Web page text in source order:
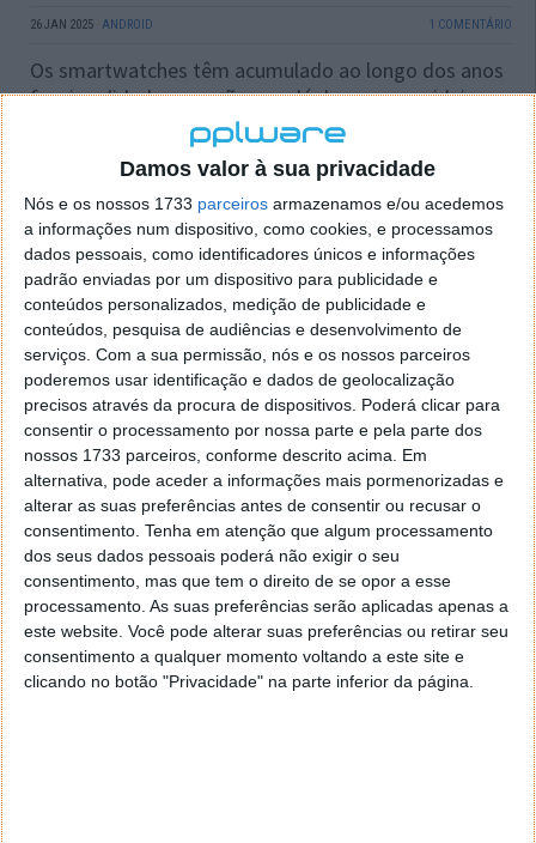
Damos valor à sua privacidade
Nós e os nossos 1733 parceiros armazenamos e/ou acedemos
a informações num dispositivo, como cookies, e processamos
dados pessoais, como identificadores únicos e informações
padrão enviadas por um dispositivo para publicidade e
conteúdos personalizados, medição de publicidade e
conteúdos, pesquisa de audiências e desenvolvimento de
serviços. Com a sua permissão, nós e os nossos parceiros
poderemos usar identificação e dados de geolocalização
precisos através da procura de dispositivos. Poderá clicar para
consentir o processamento por nossa parte e pela parte dos
nossos 1733 parceiros, conforme descrito acima. Em
alternativa, pode aceder a informações mais pormenorizadas e
alterar as suas preferências antes de consentir ou recusar o
consentimento. Tenha em atenção que algum processamento
dos seus dados pessoais poderá não exigir o seu
consentimento, mas que tem o direito de se opor a esse
processamento. As suas preferências serão aplicadas apenas a
este website. Você pode alterar suas preferências ou retirar seu
consentimento a qualquer momento voltando a este site e
clicando no botão "Privacidade" na parte inferior da página.
26 JAN 2025 · ANDROID 1 COMENTÁRIO
Os smartwatches têm acumulado ao longo dos anos
funcionalidades que vão para lá do que era a ideia
original. Já conseguem recolher dados sobre o bem-
estar dos utilizadores e até alertar em situações e
emergência. A Google mudou agora uma
funcionalidade importante e o Pixel Watch passa a
exigir confirmação antes de contactar serviços de
emergência.
Atualização do Pixel Watch de